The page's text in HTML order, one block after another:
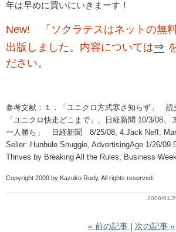
年は早めに買いにいきまーす！
New! 「ソクラテスはネットの無
出版しました。内容については⇒
ださい。
参考文献：１．「ユニクロ方式寒さ知らず」
「ユニクロ快走どこまで」、日経新聞 10/3/08
一人勝ち」 日経新聞 8/25/08, 4.Jack Neff,
Seller: Hunbule Snuggie, AdvertisingAge 1/26/09
Thrives by Breaking All the Rules, Business
Copyright 2009 by Kazuko Rudy, All rights reserved.
2009/01/
« 前の記事 次の記事 »